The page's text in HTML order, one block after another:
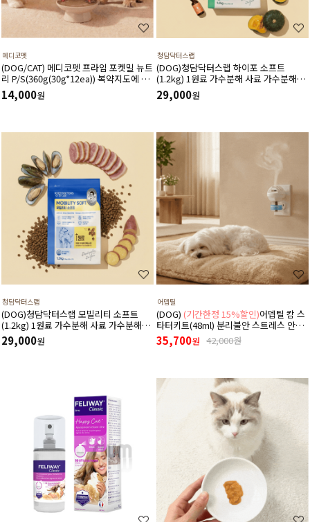
메디코펫
(DOG/CAT) 메디코펫 프라임 포켓밀 뉴트
리 P/S(360g(30g*12ea)) 복약지도에 도
움주는 가수분해 오리 처방캔
14,000원
청담닥터스랩
(DOG)청담닥터스랩 하이포 소프트
(1.2kg) 1원료 가수분해 사료 가수분해연
어 피부와 피모건강에 도움 장건강 긴장완
화 부드러운식감
29,000원
청담닥터스랩
(DOG)청담닥터스랩 모빌리티 소프트
(1.2kg) 1원료 가수분해 사료 가수분해오
리 관절건강 장건강 긴장완화 부드러운식
감
29,000원
어뎁틸
(DOG) (기간한정 15%할인)어뎁틸 캄 스
타터키트(48ml) 분리불안 스트레스 안정
디퓨저 (리필+본품(훈증기)구성)
35,700원 42,000원